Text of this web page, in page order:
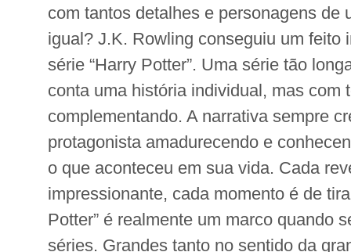
com tantos detalhes e personagens de
igual? J.K. Rowling conseguiu um feito
série “Harry Potter”. Uma série tão
conta uma história individual, mas com
complementando. A narrativa sempre
protagonista amadurecendo e
o que aconteceu em sua vida. Cada
impressionante, cada momento é de
Potter” é realmente um marco quando
séries. Grandes tanto no sentido da